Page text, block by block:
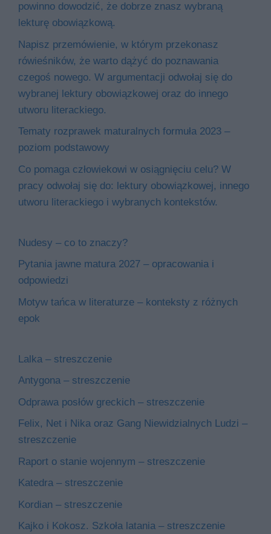
powinno dowodzić, że dobrze znasz wybraną
lekturę obowiązkową.
Napisz przemówienie, w którym przekonasz
rówieśników, że warto dążyć do poznawania
czegoś nowego. W argumentacji odwołaj się do
wybranej lektury obowiązkowej oraz do innego
utworu literackiego.
Tematy rozprawek maturalnych formuła 2023 –
poziom podstawowy
Co pomaga człowiekowi w osiągnięciu celu? W
pracy odwołaj się do: lektury obowiązkowej, innego
utworu literackiego i wybranych kontekstów.
Nudesy – co to znaczy?
Pytania jawne matura 2027 – opracowania i
odpowiedzi
Motyw tańca w literaturze – konteksty z różnych
epok
Lalka – streszczenie
Antygona – streszczenie
Odprawa posłów greckich – streszczenie
Felix, Net i Nika oraz Gang Niewidzialnych Ludzi –
streszczenie
Raport o stanie wojennym – streszczenie
Katedra – streszczenie
Kordian – streszczenie
Kajko i Kokosz. Szkoła latania – streszczenie